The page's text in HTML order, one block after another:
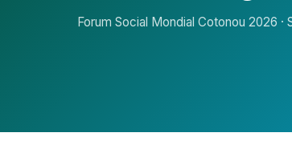
Forum Social Mondial Cotonou 2026 ·